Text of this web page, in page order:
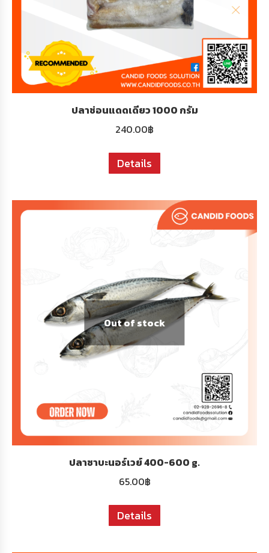
ปลาช่อนแดดเดียว 1000 กรัม
240.00฿
Details
Out of stock
ปลาซาบะนอร์เวย์ 400-600 g.
65.00฿
Details